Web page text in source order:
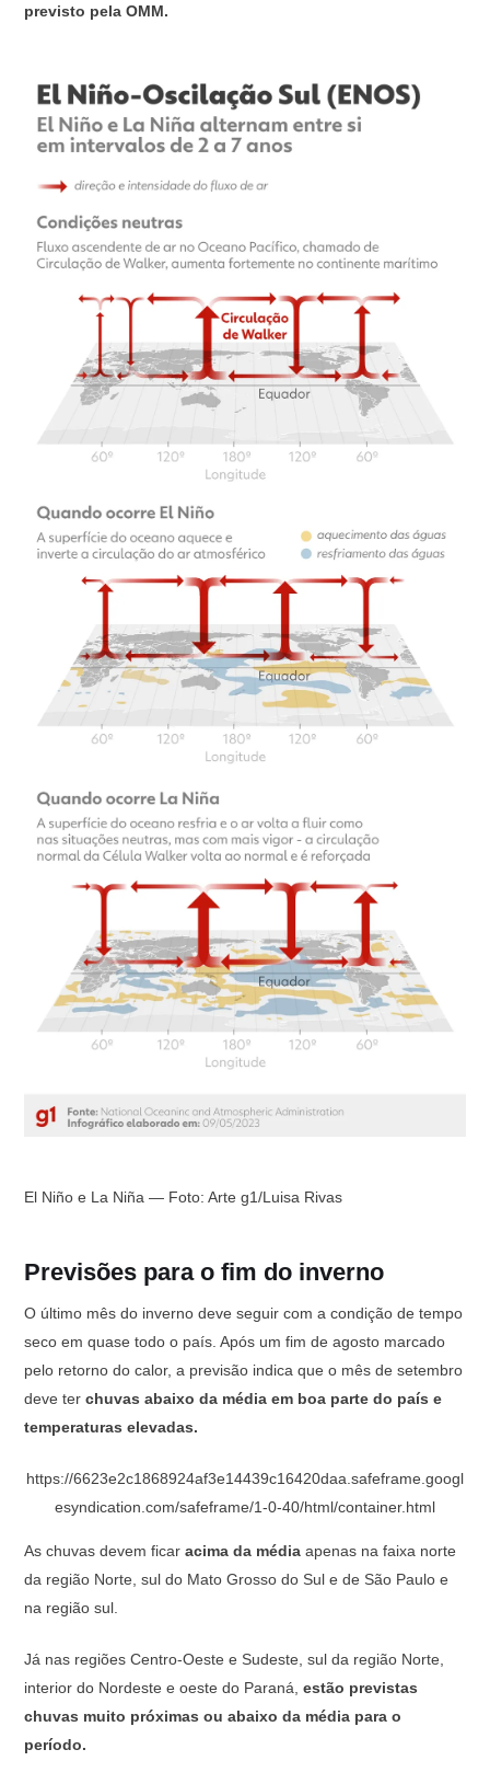
previsto pela OMM.
El Niño e La Niña — Foto: Arte g1/Luisa Rivas
Previsões para o fim do inverno
O último mês do inverno deve seguir com a condição de tempo
seco em quase todo o país. Após um fim de agosto marcado
pelo retorno do calor, a previsão indica que o mês de setembro
deve ter chuvas abaixo da média em boa parte do país e
temperaturas elevadas.
https://6623e2c1868924af3e14439c16420daa.safeframe.googl
esyndication.com/safeframe/1-0-40/html/container.html
As chuvas devem ficar acima da média apenas na faixa norte
da região Norte, sul do Mato Grosso do Sul e de São Paulo e
na região sul.
Já nas regiões Centro-Oeste e Sudeste, sul da região Norte,
interior do Nordeste e oeste do Paraná, estão previstas
chuvas muito próximas ou abaixo da média para o
período.